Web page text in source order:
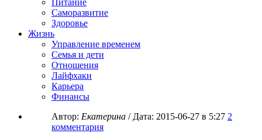
Питание
Саморазвитие
Здоровье
Жизнь
Управление временем
Семья и дети
Отношения
Лайфхаки
Карьера
Финансы
Автор: Екатерина / Дата: 2015-06-27 в 5:27 2
комментария